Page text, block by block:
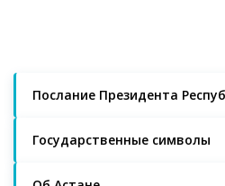
Послание Президента
Государственные символы